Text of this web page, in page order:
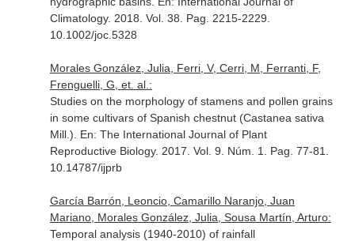
Climatology. 2018. Vol. 38. Pag. 2215-2229.
10.1002/joc.5328
Morales González, Julia, Ferri, V, Cerri, M, Ferranti, F,
Frenguelli, G, et. al.:
Studies on the morphology of stamens and pollen grains
in some cultivars of Spanish chestnut (Castanea sativa
Mill.). En: The International Journal of Plant
Reproductive Biology. 2017. Vol. 9. Núm. 1. Pag. 77-81.
10.14787/ijprb
García Barrón, Leoncio, Camarillo Naranjo, Juan
Mariano, Morales González, Julia, Sousa Martín, Arturo:
Temporal analysis (1940-2010) of rainfall